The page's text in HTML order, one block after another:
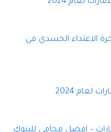
الاعتداء الجسدي في
– افضل محامي للبنوك